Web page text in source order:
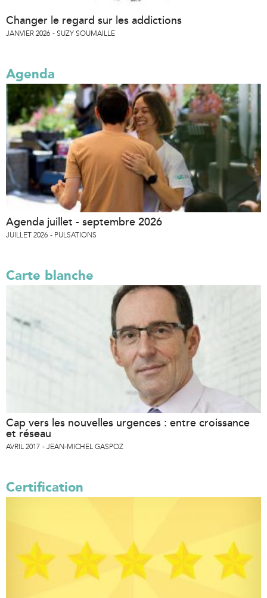
Changer le regard sur les addictions
JANVIER 2026 SUZY SOUMAILLE
Agenda
Agenda juillet - septembre 2026
JUILLET 2026 PULSATIONS
Carte blanche
Cap vers les nouvelles urgences : entre croissance
et réseau
AVRIL 2017 JEAN-MICHEL GASPOZ
Certification